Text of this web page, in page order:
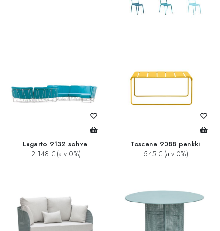
Lagarto 9132 sohva
2 148 € (alv 0%)
Toscana 9088 penkki
545 € (alv 0%)